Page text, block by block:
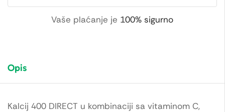
Vaše plaćanje je 100% sigurno
Opis
Kalcij 400 DIRECT u kombinaciji sa vitaminom C,